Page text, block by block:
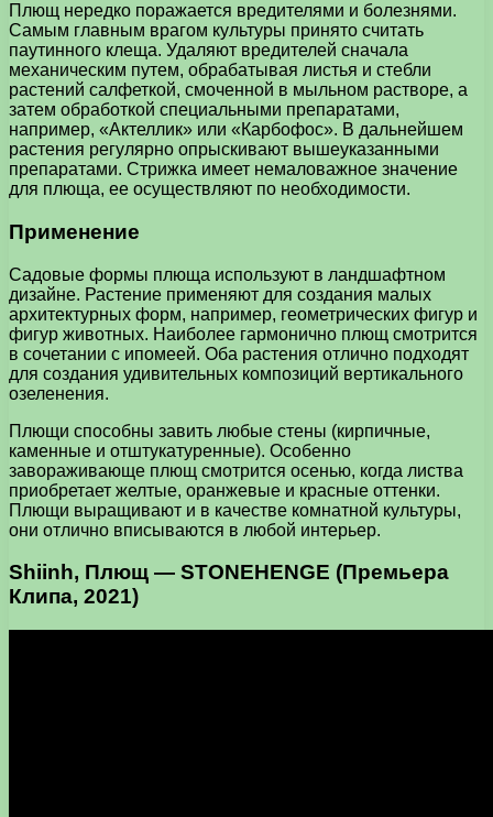
Плющ нередко поражается вредителями и болезнями.
Самым главным врагом культуры принято считать
паутинного клеща. Удаляют вредителей сначала
механическим путем, обрабатывая листья и стебли
растений салфеткой, смоченной в мыльном растворе, а
затем обработкой специальными препаратами,
например, «Актеллик» или «Карбофос». В дальнейшем
растения регулярно опрыскивают вышеуказанными
препаратами. Стрижка имеет немаловажное значение
для плюща, ее осуществляют по необходимости.
Применение
Садовые формы плюща используют в ландшафтном
дизайне. Растение применяют для создания малых
архитектурных форм, например, геометрических фигур и
фигур животных. Наиболее гармонично плющ смотрится
в сочетании с ипомеей. Оба растения отлично подходят
для создания удивительных композиций вертикального
озеленения.
Плющи способны завить любые стены (кирпичные,
каменные и отштукатуренные). Особенно
завораживающе плющ смотрится осенью, когда листва
приобретает желтые, оранжевые и красные оттенки.
Плющи выращивают и в качестве комнатной культуры,
они отлично вписываются в любой интерьер.
Shiinh, Плющ — STONEHENGE (Премьера
Клипа, 2021)